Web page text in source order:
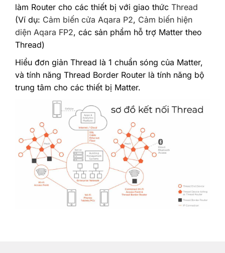
làm Router cho các thiết bị với giao thức Thread
(Ví dụ: Cảm biến cửa Aqara P2, Cảm biến hiện
diện Aqara FP2, các sản phẩm hỗ trợ Matter theo
Thread)
Hiểu đơn giản Thread là 1 chuẩn sóng của Matter,
và tính năng Thread Border Router là tính năng bộ
trung tâm cho các thiết bị Matter.